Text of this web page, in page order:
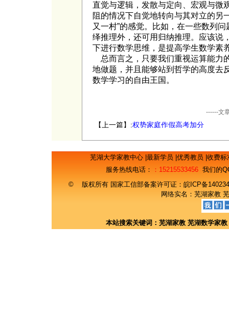
直觉与逻辑，发散与定向、宏观与微
阻的情况下自觉地转向与其对立的另
又一村”的感觉。比如，在一些数列
绎推理外，还可用归纳推理。应该说
下进行数学思维，是提高学生数学素
总而言之，只要我们重视运算能力
地做题，并且能够站到哲学的高度去
数学学习的自由王国。
------文
【上一篇】:权势家庭作假高考加分
芜湖大学家教中心 最新学员 优秀教员 收费
服务热线电话：
：15215533456 我们的
© 版权所有 国家工信部备案许可证： 皖ICP备
网络实名： 芜湖家教
本站搜索关键词： 芜湖家教 芜湖数学家教